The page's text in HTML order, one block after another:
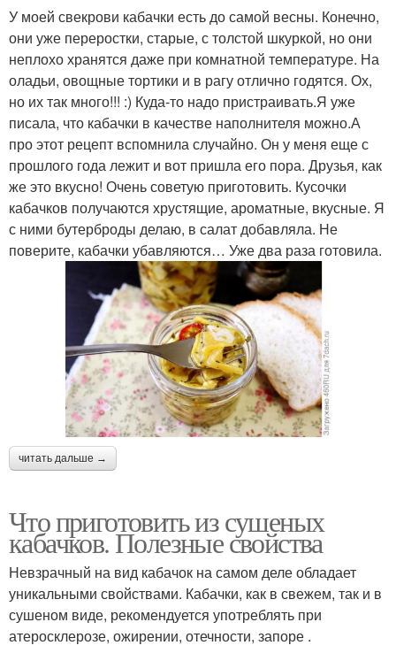
У моей свекрови кабачки есть до самой весны. Конечно,
они уже переростки, старые, с толстой шкуркой, но они
неплохо хранятся даже при комнатной температуре. На
оладьи, овощные тортики и в рагу отлично годятся. Ох,
но их так много!!! :) Куда-то надо пристраивать.Я уже
писала, что кабачки в качестве наполнителя можно.А
про этот рецепт вспомнила случайно. Он у меня еще с
прошлого года лежит и вот пришла его пора. Друзья, как
же это вкусно! Очень советую приготовить. Кусочки
кабачков получаются хрустящие, ароматные, вкусные. Я
с ними бутерброды делаю, в салат добавляла. Не
поверите, кабачки убавляются… Уже два раза готовила.
читать дальше →
Что приготовить из сушеных
кабачков. Полезные свойства
Невзрачный на вид кабачок на самом деле обладает
уникальными свойствами. Кабачки, как в свежем, так и в
сушеном виде, рекомендуется употреблять при
атеросклерозе, ожирении, отечности, запоре .